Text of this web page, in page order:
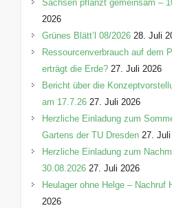
e
n
Sachsen pflanzt gemeinsam –
2026
Grünes Blätt’l 08/2026 28. Juli
Ressourcenverbrauch auf dem
erträgt die Erde? 27. Juli 2026
Bericht über die
am 17.7.26 27. Juli 2026
Herzliche Einladung zum
Gartens der TU Dresden 27.
Herzliche Einladung zum
30.08.2026 27. Juli 2026
Heulager ohne Helge – Nachruf
2026